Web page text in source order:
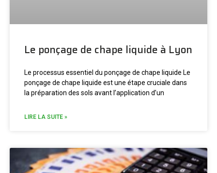
Le ponçage de chape liquide à Lyon
Le processus essentiel du ponçage de chape liquide Le
ponçage de chape liquide est une étape cruciale dans
la préparation des sols avant l’application d’un
LIRE LA SUITE »